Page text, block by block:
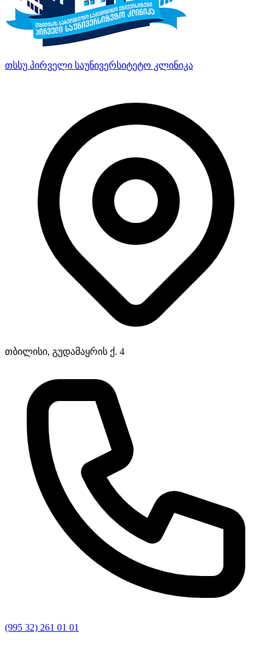
თსსუ პირველი საუნივერსიტეტო კლინიკა
თბილისი, გუდამაყრის ქ. 4
(995 32) 261 01 01